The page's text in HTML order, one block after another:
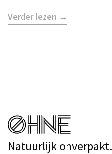
Verder lezen →
Natuurlijk onverpakt.